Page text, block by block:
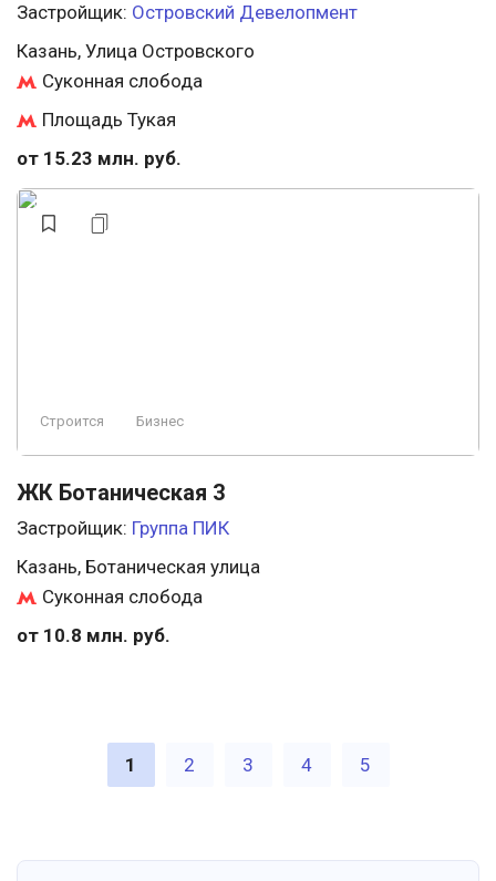
Застройщик: Островский Девелопмент
Казань, Улица Островского
Суконная слобода
Площадь Тукая
от 15.23 млн. руб.
Строится Бизнес
ЖК Ботаническая 3
Застройщик: Группа ПИК
Казань, Ботаническая улица
Суконная слобода
от 10.8 млн. руб.
1 2 3 4 5